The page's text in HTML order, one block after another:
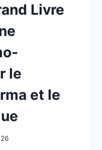
Livre
le
et le